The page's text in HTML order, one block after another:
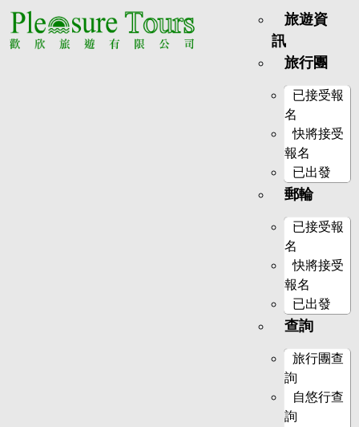
旅遊資
訊
旅行團
已接受報
名
快將接受
報名
已出發
郵輪
已接受報
名
快將接受
報名
已出發
查詢
旅行團查
詢
自悠行查
詢